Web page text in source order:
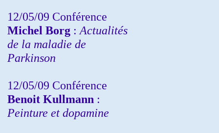
12/05/09 Conférence
Michel Borg : Actualités
de la maladie de
Parkinson
12/05/09 Conférence
Benoit Kullmann :
Peinture et dopamine